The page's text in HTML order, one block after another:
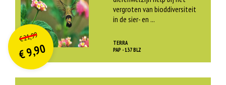
vergroten van bioddiversiteit
in de sier- en ...
TERRA
PAP - 137 BLZ
€21,99O
orspr
onkelijke
prijs
was:
€ 21,99.
€9,90
Huidige
prijs
is:
€ 9,90.